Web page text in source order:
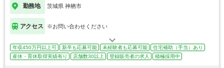
勤務地 茨城県 神栖市
アクセス ※お問い合わせください
年収450万円以上可 新卒も応募可能 未経験者も応募可能
住宅補助（手当）あり
産休・育休取得実績有り
店舗数30以上 登録販売者の求人 積極採用中